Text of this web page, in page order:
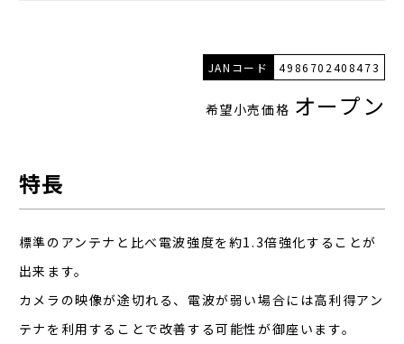
JANコード 4986702408473
希望小売価格 オープン
特長
標準のアンテナと比べ電波強度を約1.3倍強化することが
出来ます。
カメラの映像が途切れる、電波が弱い場合には高利得アン
テナを利用することで改善する可能性が御座います。